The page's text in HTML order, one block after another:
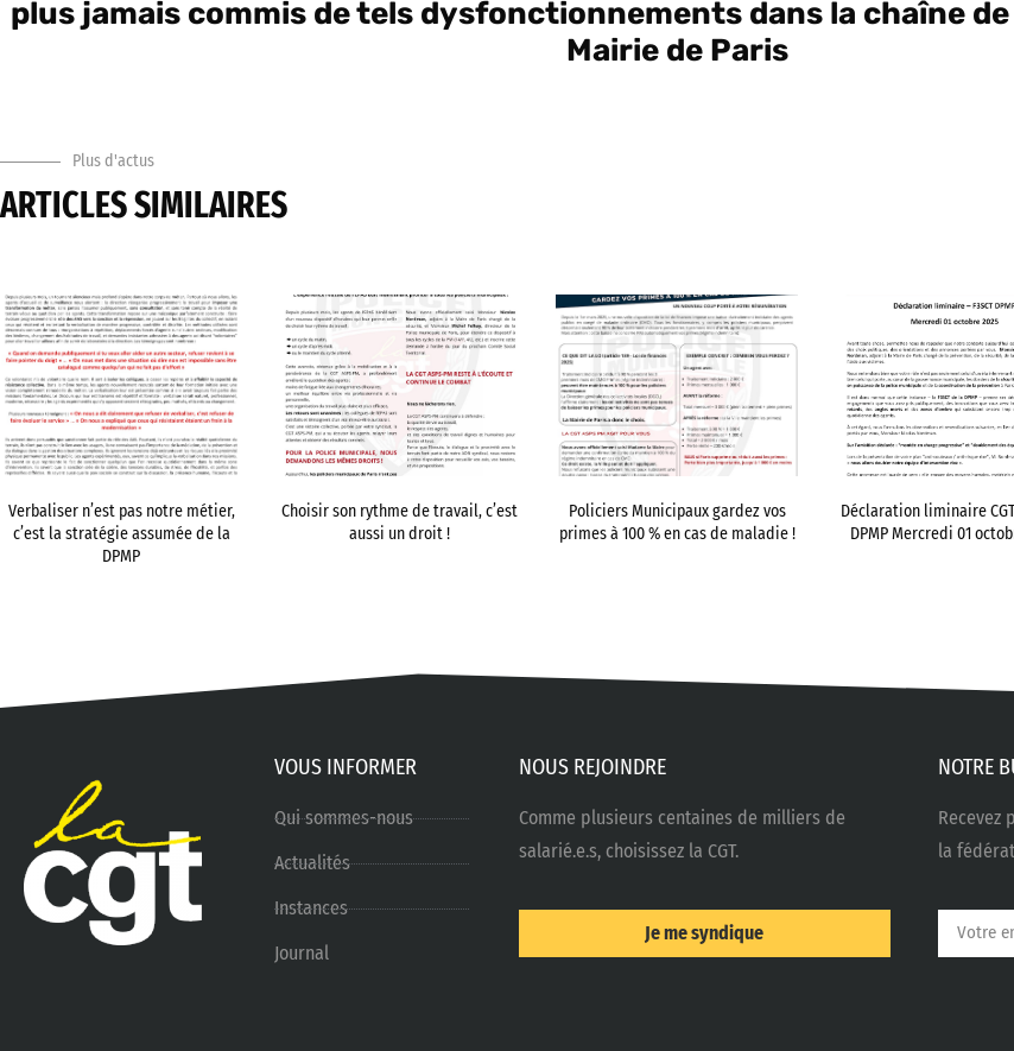
plus jamais commis de tels dysfonctionnements dans la chaîne
Mairie de Paris
Plus d'actus
ARTICLES SIMILAIRES
Verbaliser n’est pas notre métier,
c’est la stratégie assumée de la
DPMP
Choisir son rythme de travail, c’est
aussi un droit !
Policiers Municipaux gardez vos
primes à 100 % en cas de maladie !
Déclaration liminaire CGT
DPMP Mercredi 01
VOUS INFORMER
Qui sommes-nous
Actualités
Instances
Journal
NOUS REJOINDRE
Comme plusieurs centaines de milliers de
salarié.e.s, choisissez la CGT.
Je me syndique
NOTRE
Recevez
la